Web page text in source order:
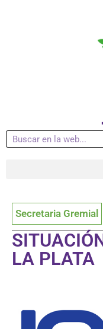
Secretaria Gremial
LA PLATA